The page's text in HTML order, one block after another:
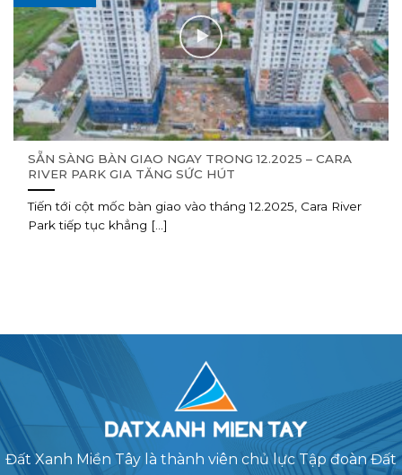
SẴN SÀNG BÀN GIAO NGAY TRONG 12.2025 – CARA
RIVER PARK GIA TĂNG SỨC HÚT
Tiến tới cột mốc bàn giao vào tháng 12.2025, Cara River
Park tiếp tục khẳng [...]
Đất Xanh Miền Tây là thành viên chủ lực Tập đoàn Đất